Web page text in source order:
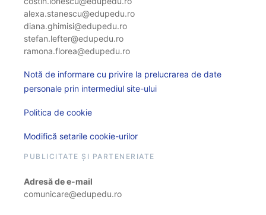
alexa.stanescu@edupedu.ro
diana.ghimisi@edupedu.ro
stefan.lefter@edupedu.ro
ramona.florea@edupedu.ro
Notă de informare cu privire la prelucrarea de date
personale prin intermediul site-ului
Politica de cookie
Modifică setarile cookie-urilor
PUBLICITATE ȘI PARTENERIATE
Adresă de e-mail
comunicare@edupedu.ro